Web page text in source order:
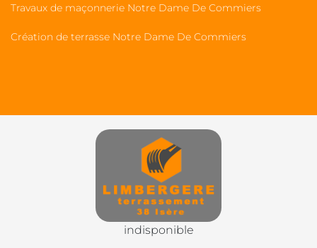
Travaux de maçonnerie Notre Dame De Commiers
Création de terrasse Notre Dame De Commiers
indisponible